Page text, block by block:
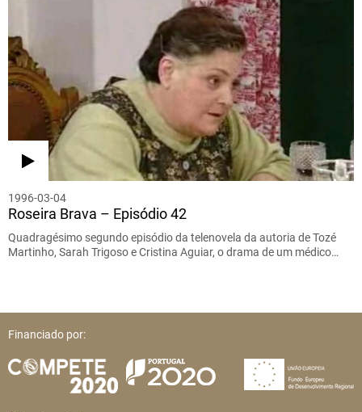
1996-03-04
Roseira Brava – Episódio 42
Quadragésimo segundo episódio da telenovela da autoria de Tozé
Martinho, Sarah Trigoso e Cristina Aguiar, o drama de um médico…
Financiado por: